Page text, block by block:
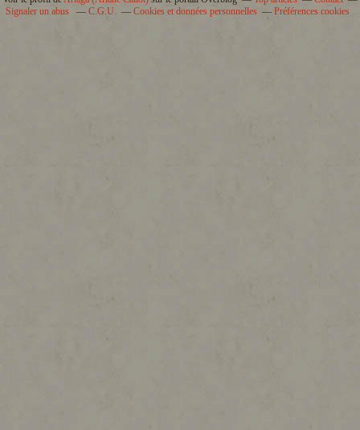
Signaler un abus
C.G.U. Cookies et données personnelles Préférences cookies